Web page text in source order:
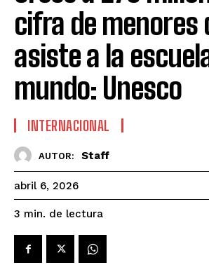
cifra de menores
asiste a la
mundo: Unesco
INTERNACIONAL
AUTOR: Staff
abril 6, 2026
3 min. de lectura